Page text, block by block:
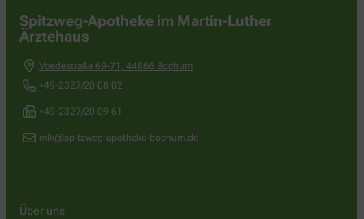
Spitzweg-Apotheke im Martin-Luther
Ärztehaus
Voedestraße 69-71 , 44866 Bochum
+49-2327/20 08 02
+49-2327/20 09 61
mlk@spitzweg-apotheke-bochum.de
Über uns